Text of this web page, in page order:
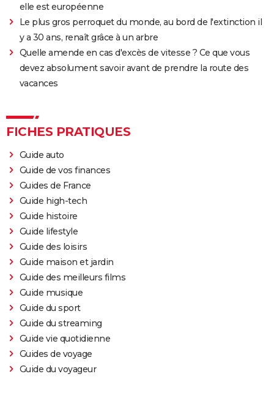
elle est européenne
Le plus gros perroquet du monde, au bord de l'extinction il
y a 30 ans, renaît grâce à un arbre
Quelle amende en cas d'excès de vitesse ? Ce que vous
devez absolument savoir avant de prendre la route des
vacances
FICHES PRATIQUES
Guide auto
Guide de vos finances
Guides de France
Guide high-tech
Guide histoire
Guide lifestyle
Guide des loisirs
Guide maison et jardin
Guide des meilleurs films
Guide musique
Guide du sport
Guide du streaming
Guide vie quotidienne
Guides de voyage
Guide du voyageur